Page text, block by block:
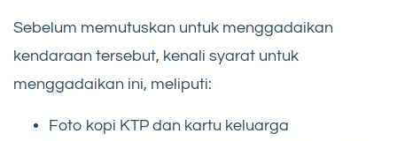
Sebelum memutuskan untuk menggadaikan
kendaraan tersebut, kenali syarat untuk
menggadaikan ini, meliputi:
Foto kopi KTP dan kartu keluarga